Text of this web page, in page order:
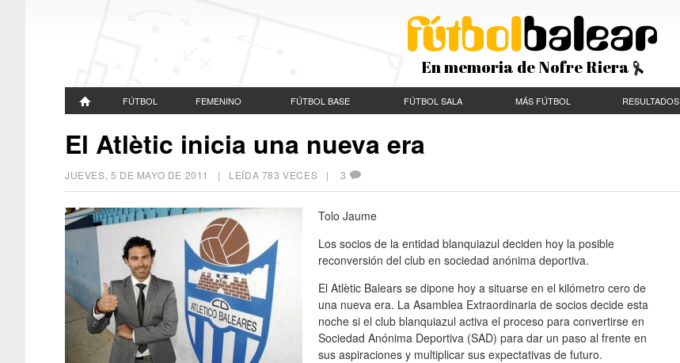
En memoria de Nofre Riera
FÚTBOL FEMENINO FÚTBOL BASE FÚTBOL SALA MÁS FÚTBOL RESULTADOS
El Atlètic inicia una nueva era
JUEVES, 5 DE MAYO DE 2011 | LEÍDA 783 VECES |3
Tolo Jaume
Los socios de la entidad blanquiazul deciden hoy la posible
reconversión del club en sociedad anónima deportiva.
El Atlètic Balears se dipone hoy a situarse en el kilómetro cero de
una nueva era. La Asamblea Extraordinaria de socios decide esta
noche si el club blanquiazul activa el proceso para convertirse en
Sociedad Anónima Deportiva (SAD) para dar un paso al frente en
sus aspiraciones y multiplicar sus expectativas de futuro.